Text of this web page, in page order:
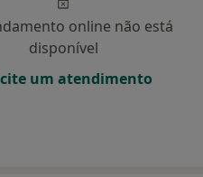
online não está
disponível
um atendimento